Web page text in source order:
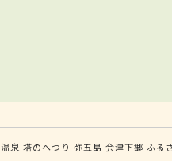
泉 塔のへつり 弥五島 会津下郷 ふる